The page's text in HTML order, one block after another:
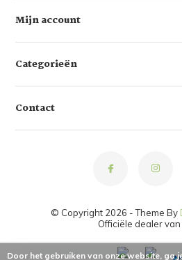
Mijn account
Categorieën
Contact
© Copyright 2026 - Theme By
Officiële dealer van
Door het gebruiken van onze website, ga